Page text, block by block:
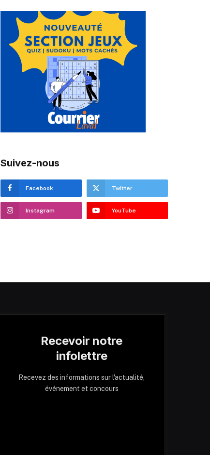
Suivez-nous
Facebook Twitter
Instagram YouTube
Recevoir notre
infolettre
Recevez des informations sur l'actualité,
événement et concours